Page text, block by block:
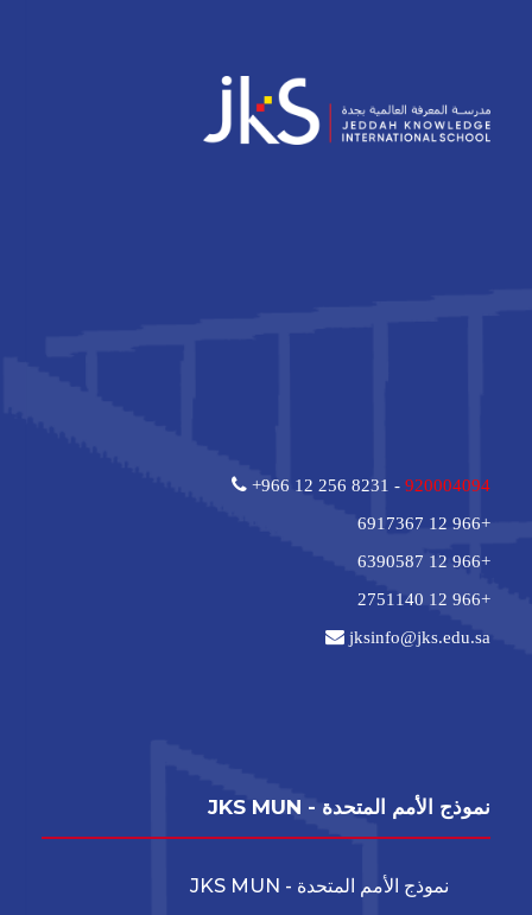
+966 12 256 8231 -920004094
jksinfo@jks.edu.sa
نموذج الأمم المتحدة - JKS MUN
نموذج الأمم المتحدة - JKS MUN